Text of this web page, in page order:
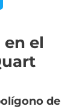
el
de